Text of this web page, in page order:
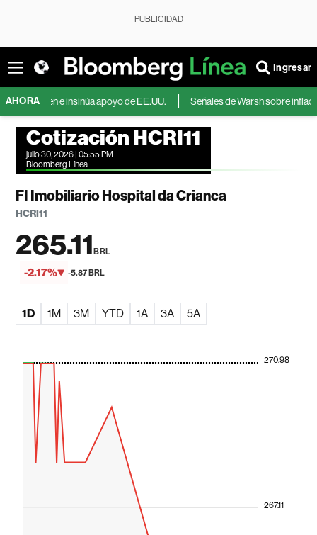
PUBLICIDAD
Ingresar
AHORA
yen e insinúa apoyo de EE.UU. Señales de Warsh sobre inflación y
Cotización HCRI11
julio 30, 2026 | 05:55 PM
Bloomberg Línea
FI Imobiliario Hospital da Crianca
HCRI11
265.11BRL
-2.17% -5.87 BRL
1D 1M 3M YTD 1A 3A 5A
267.11
270.98